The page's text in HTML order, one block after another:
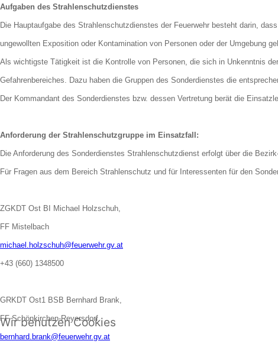
Aufgaben des Strahlenschutzdienstes
Die Hauptaufgabe des Strahlenschutzdienstes der Feuerwehr besteht darin,
ungewollten Exposition oder Kontamination von Personen oder der Umgebung
Als wichtigste Tätigkeit ist die Kontrolle von Personen, die sich in Unkenntnis
Gefahrenbereiches. Dazu haben die Gruppen des Sonderdienstes die
Der Kommandant des Sonderdienstes bzw. dessen Vertretung berät die
Anforderung der Strahlenschutzgruppe im Einsatzfall:
Die Anforderung des Sonderdienstes Strahlenschutzdienst erfolgt über die
Für Fragen aus dem Bereich Strahlenschutz und für Interessenten für den
ZGKDT Ost BI Michael Holzschuh,
FF Mistelbach
michael.holzschuh@feuerwehr.gv.at
+43 (660) 1348500
GRKDT Ost1 BSB Bernhard Brank,
FF Schönkirchen-Reyersdorf
bernhard.brank@feuerwehr.gv.at
Wir benutzen Cookies